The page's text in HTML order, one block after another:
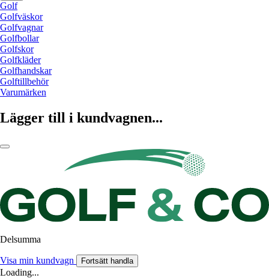
Golf
Golfväskor
Golfvagnar
Golfbollar
Golfskor
Golfkläder
Golfhandskar
Golftillbehör
Varumärken
Lägger till i kundvagnen...
Delsumma
Visa min kundvagn Fortsätt handla
Loading...